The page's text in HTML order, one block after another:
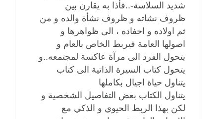
شديد السلاسة-..فأذا به يقارن بين
ظروف نشاته و ظروف نشأة والده و من
ثم اولاده و احفاده ، الى ظواهرها و
اصولها العامة فيربط الخاص بالعام و
يتحول الفرد الى مرآة عاكسة لمجتمعه..و
يتحول كتاب السيرة الذاتية الى كتاب
يتناول حياة اجيال بكاملها
يتناول الكتاب بعض التفاصيل الشخصية و
لكن بهذا الربط الحيوي و الذكي مع